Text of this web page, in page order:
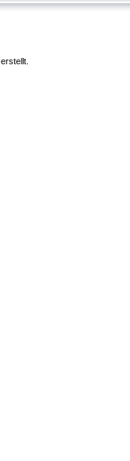
erstellt.